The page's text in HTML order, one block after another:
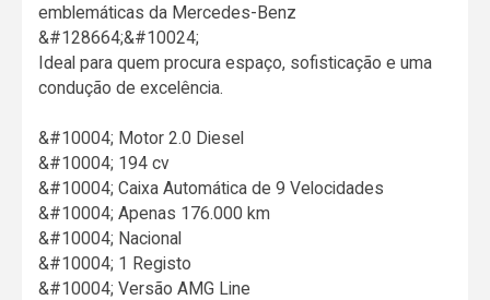
emblemáticas da Mercedes-Benz
&#128664;&#10024;
Ideal para quem procura espaço, sofisticação e uma
condução de excelência.
&#10004; Motor 2.0 Diesel
&#10004; 194 cv
&#10004; Caixa Automática de 9 Velocidades
&#10004; Apenas 176.000 km
&#10004; Nacional
&#10004; 1 Registo
&#10004; Versão AMG Line